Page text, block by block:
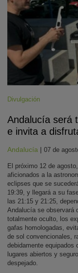
Divulgación
Andalucía será
e invita a
Andalucía | 07 de
El próximo 12 de
aficionados a la
eclipses que se
19:39, y llegará a su
las 21:15 y 21:25,
Andalucía se observará
totalmente oculto, los
gafas homologadas,
de sol convencionales,
debidamente equipados
lugares abiertos y
despejado.